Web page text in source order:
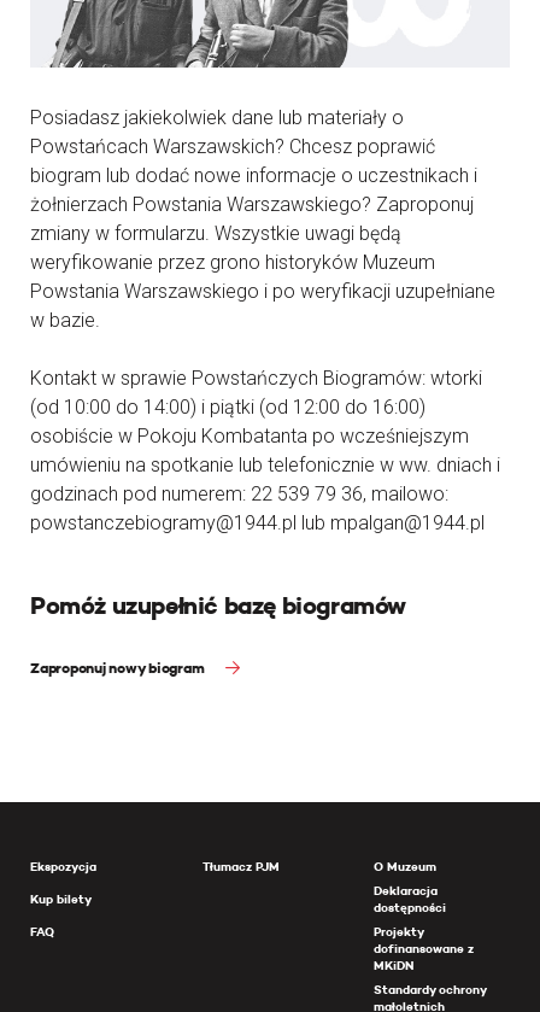
Posiadasz jakiekolwiek dane lub materiały o
Powstańcach Warszawskich? Chcesz poprawić
biogram lub dodać nowe informacje o uczestnikach i
żołnierzach Powstania Warszawskiego? Zaproponuj
zmiany w formularzu. Wszystkie uwagi będą
weryfikowanie przez grono historyków Muzeum
Powstania Warszawskiego i po weryfikacji uzupełniane
w bazie.
Kontakt w sprawie Powstańczych Biogramów: wtorki
(od 10:00 do 14:00) i piątki (od 12:00 do 16:00)
osobiście w Pokoju Kombatanta po wcześniejszym
umówieniu na spotkanie lub telefonicznie w ww. dniach i
godzinach pod numerem: 22 539 79 36, mailowo:
powstanczebiogramy@1944.pl lub mpalgan@1944.pl
Pomóż uzupełnić bazę biogramów
Zaproponuj nowy biogram
Ekspozycja
Kup bilety
FAQ
Tłumacz PJM
O Muzeum
Deklaracja
dostępności
Projekty
dofinansowane z
MKiDN
Standardy ochrony
małoletnich